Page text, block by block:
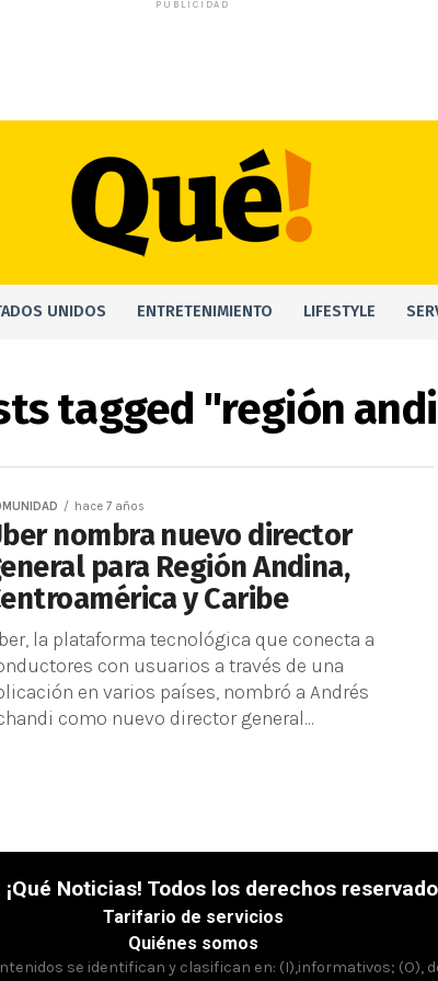
PUBLICIDAD
UNIDOS ENTRETENIMIENTO LIFESTYLE
tagged "región
hace 7 años
nombra nuevo director
para Región Andina,
y Caribe
la plataforma tecnológica que conecta a
con usuarios a través de una
en varios países, nombró a Andrés
como nuevo director general...
Noticias! Todos los derechos
Tarifario de servicios
Quiénes somos
se identifican y clasifican en: (I),informativos;